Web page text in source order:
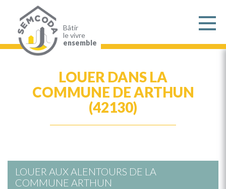
contenu
principal
Bâtir
le vivre
ensemble
LOUER DANS LA
COMMUNE DE ARTHUN
(42130)
LOUER AUX ALENTOURS DE LA
COMMUNE ARTHUN